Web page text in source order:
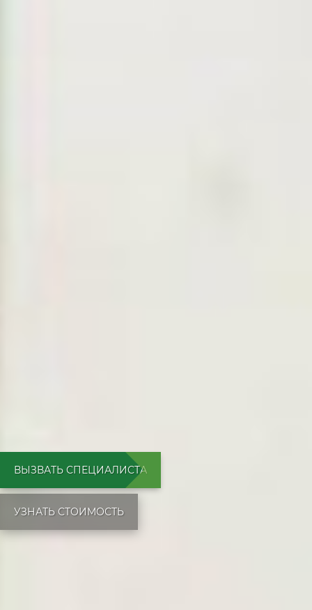
ВЫЗВАТЬ СПЕЦИАЛИСТА
УЗНАТЬ СТОИМОСТЬ